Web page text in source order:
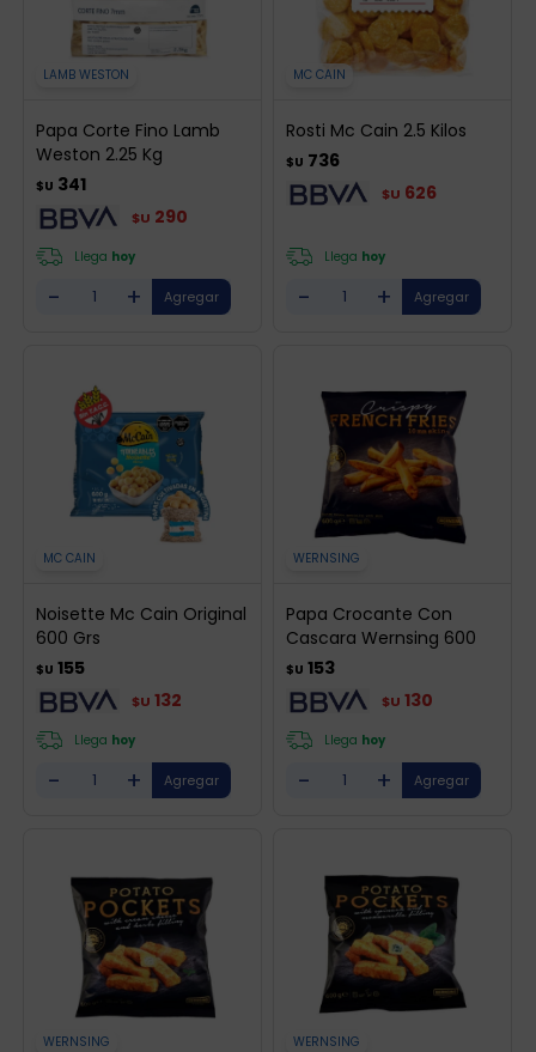
LAMB WESTON
Papa Corte Fino Lamb
Weston 2.25 Kg
$U 341
$U 290
Llega hoy
- +
MC CAIN
Rosti Mc Cain 2.5 Kilos
$U 736
$U 626
Llega hoy
- +
MC CAIN
Noisette Mc Cain Original
600 Grs
$U 155
$U 132
Llega hoy
- +
WERNSING
Papa Crocante Con
Cascara Wernsing 600
$U 153
$U 130
Llega hoy
- +
WERNSING WERNSING